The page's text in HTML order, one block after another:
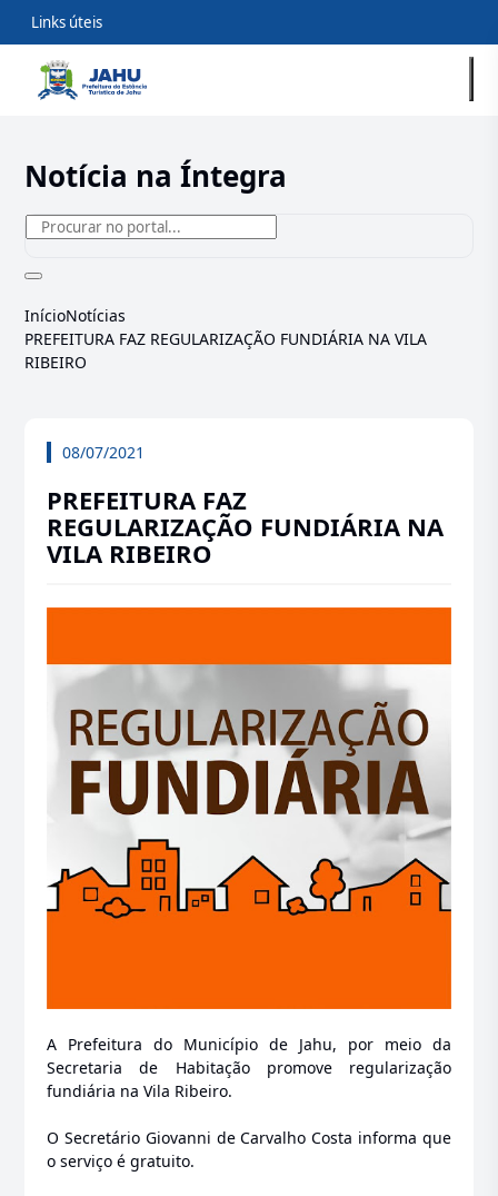
Links úteis
Notícia na Íntegra
InícioNotícias
PREFEITURA FAZ REGULARIZAÇÃO FUNDIÁRIA NA VILA
RIBEIRO
08/07/2021
PREFEITURA FAZ
REGULARIZAÇÃO FUNDIÁRIA NA
VILA RIBEIRO
A Prefeitura do Município de Jahu, por meio da
Secretaria de Habitação promove regularização
fundiária na Vila Ribeiro.
O Secretário Giovanni de Carvalho Costa informa que
o serviço é gratuito.